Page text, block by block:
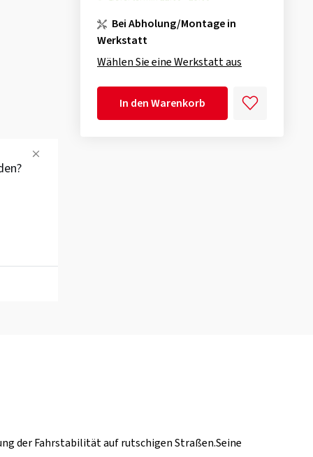
Bei Abholung/Montage in
Werkstatt
Wählen Sie eine Werkstatt aus
In den Warenkorb
der Fahrstabilität auf rutschigen Straßen.Seine